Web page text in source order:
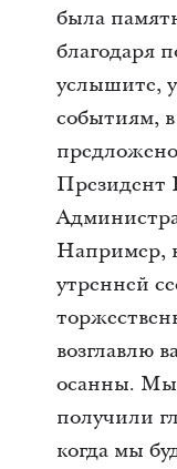
была
благодаря
услышите,
событиям,
Президент
Например,
утренней
возглавлю
осанны. Мы
получили
когда мы